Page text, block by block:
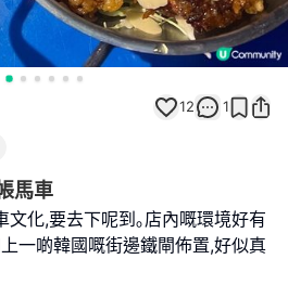
12 1
馬車
文化,要去下呢到｡店內嘅環境好有
一啲韓國嘅街邊鐵閘佈置,好似真